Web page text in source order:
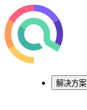
解决方案